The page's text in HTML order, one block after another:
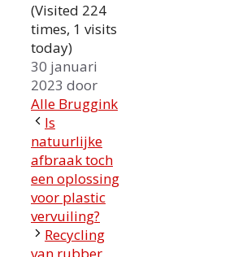
(Visited 224
times, 1 visits
today)
30 januari
2023 door
Alle Bruggink
Is
natuurlijke
afbraak toch
een oplossing
voor plastic
vervuiling?
Recycling